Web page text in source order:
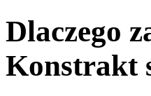
Dlaczego
Konstrakt